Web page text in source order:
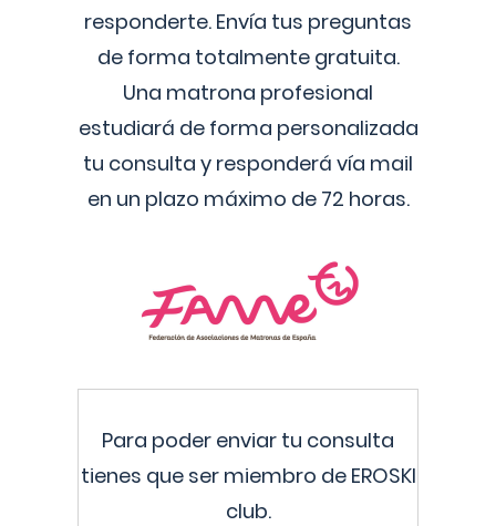
responderte. Envía tus preguntas
de forma totalmente gratuita.
Una matrona profesional
estudiará de forma personalizada
tu consulta y responderá vía mail
en un plazo máximo de 72 horas.
Para poder enviar tu consulta
tienes que ser miembro de EROSKI
club.